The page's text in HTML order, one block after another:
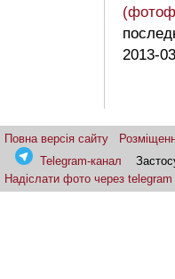
2013-
Повна версія сайту
Telegram-канал
Надіслати фото через telegram